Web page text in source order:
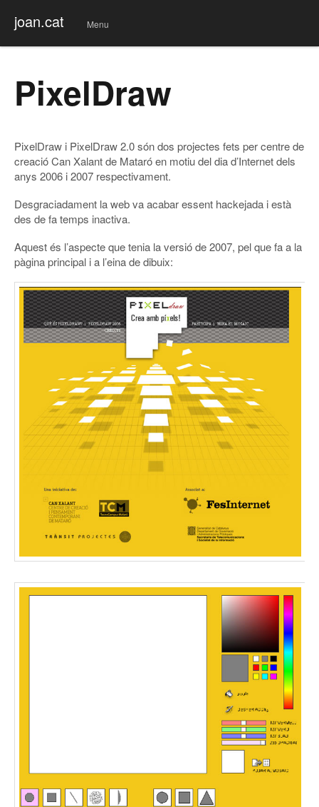
joan.cat
Menu
PixelDraw
PixelDraw i PixelDraw 2.0 són dos projectes fets per centre de
creació Can Xalant de Mataró en motiu del dia d’Internet dels
anys 2006 i 2007 respectivament.
Desgraciadament la web va acabar essent hackejada i està
des de fa temps inactiva.
Aquest és l’aspecte que tenia la versió de 2007, pel que fa a la
pàgina principal i a l’eina de dibuix: